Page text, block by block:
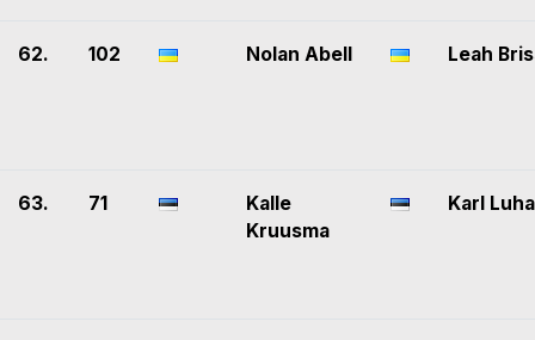
62. 102 Nolan Abell Leah
63. 71
Kalle
Kruusma
Karl